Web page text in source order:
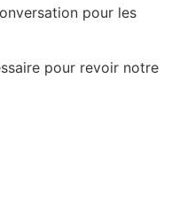
pour les
pour revoir notre